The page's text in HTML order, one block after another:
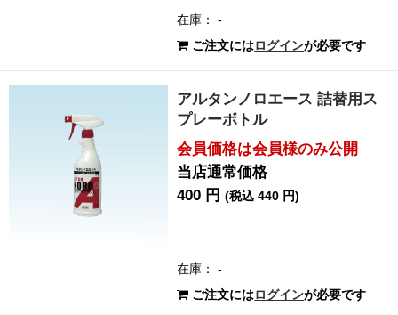
在庫： -
ご注文にはログインが必要です
アルタンノロエース 詰替用ス
プレーボトル
会員価格は会員様のみ公開
当店通常価格
400 円(税込 440 円)
在庫： -
ご注文にはログインが必要です